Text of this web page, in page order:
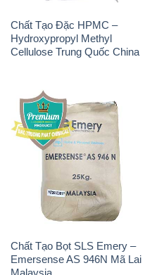
Chất Tạo Đặc HPMC –
Hydroxypropyl Methyl
Cellulose Trung Quốc China
Chất Tạo Bọt SLS Emery –
Emersense AS 946N Mã Lai
Malaysia